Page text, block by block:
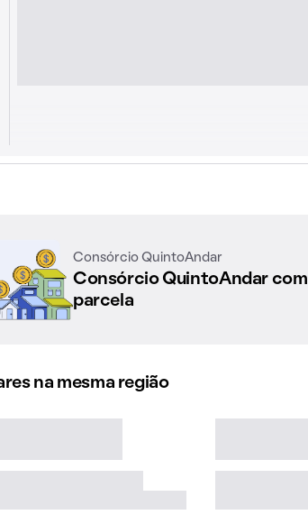
Consórcio QuintoAndar
Consórcio QuintoAndar com
parcela
na mesma região